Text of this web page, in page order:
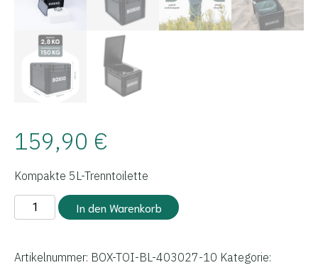
159,90 €
Kompakte 5L-Trenntoilette
BOXIO
-
Menge
In den Warenkorb
Artikelnummer: BOX-TOI-BL-403027-10 Kategorie: